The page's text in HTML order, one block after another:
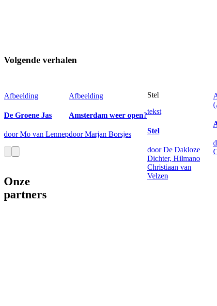
Volgende verhalen
Afbeelding
De Groene Jas
door Mo van Lennep
Afbeelding
Amsterdam weer open?
door Marjan Borsjes
Stel
tekst
Stel
door De Dakloze
Dichter, Hilmano
Christiaan van
Velzen
Onze
partners